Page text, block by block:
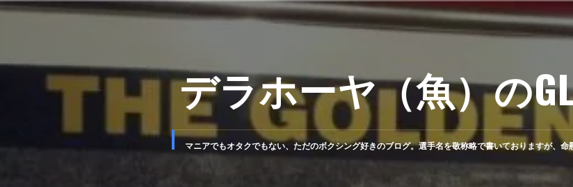
コ
ン
デラホーヤ（魚）の
マニアでもオタクでもない、ただのボクシング好きのブログ。選手名を敬称略で書いておりますが、命